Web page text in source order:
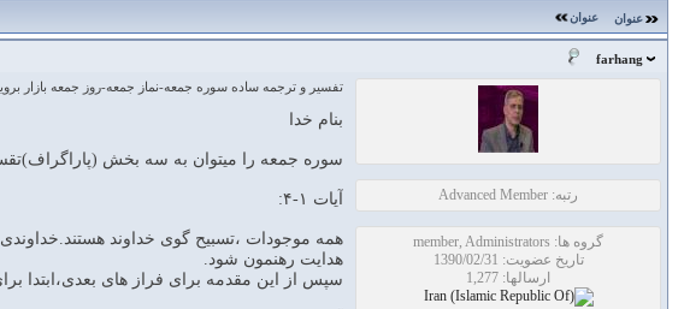
عنوان عنوان
farhang
رتبه: Advanced Member
گروه ها: member, Administrators
تاریخ عضویت: 1390/02/31
ارسالها: 1,277
تفسير و ترجمه ساده سوره جمعه-نماز جمعه-روز جمعه بازار
بنام خدا
سوره جمعه را میتوان به سه بخش (پاراگراف)تقسیم کرد:آیات 1-
آیات ۱-۴:
همه موجودات ،تسبیح گوی خداوند هستند.خداوندی
هدایت رهنمون شود.
سپس از این مقدمه برای فراز های بعدی،ابتدا برای